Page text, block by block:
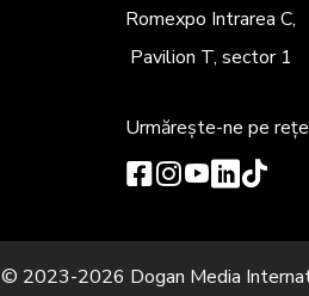
Romexpo Intrarea C,
Pavilion T, sector 1
Urmărește-ne pe
© 2023-2026 Dogan Media